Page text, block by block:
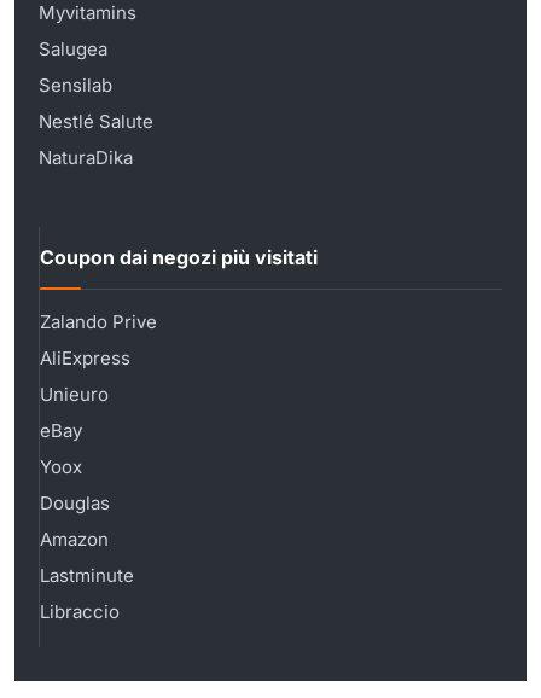
Myvitamins
Salugea
Sensilab
Nestlé Salute
NaturaDika
Coupon dai negozi più visitati
Zalando Prive
AliExpress
Unieuro
eBay
Yoox
Douglas
Amazon
Lastminute
Libraccio